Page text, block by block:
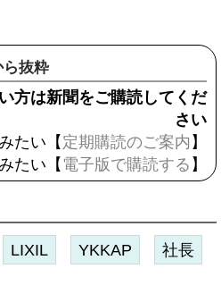
ら抜粋
方は新聞をご購読してくだ
さい
たい【 定期購読のご案内 】
たい【 電子版で購読する 】
LIXIL YKKAP 社長